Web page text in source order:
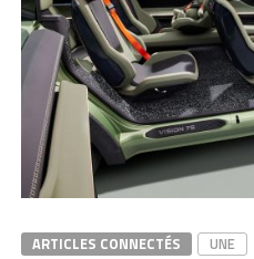
ARTICLES CONNECTÉS UNE